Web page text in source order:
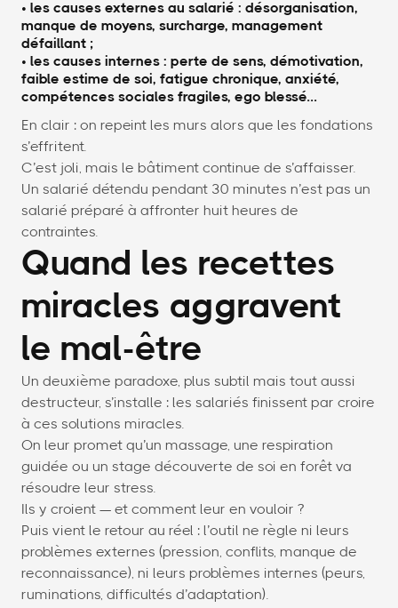
• les causes externes au salarié : désorganisation,
manque de moyens, surcharge, management
défaillant ;
• les causes internes : perte de sens, démotivation,
faible estime de soi, fatigue chronique, anxiété,
compétences sociales fragiles, ego blessé…
En clair : on repeint les murs alors que les fondations
s’effritent.
C’est joli, mais le bâtiment continue de s’affaisser.
Un salarié détendu pendant 30 minutes n’est pas un
salarié préparé à affronter huit heures de
contraintes.
Quand les recettes
miracles aggravent
le mal-être
Un deuxième paradoxe, plus subtil mais tout aussi
destructeur, s’installe : les salariés finissent par croire
à ces solutions miracles.
On leur promet qu’un massage, une respiration
guidée ou un stage découverte de soi en forêt va
résoudre leur stress.
Ils y croient — et comment leur en vouloir ?
Puis vient le retour au réel : l’outil ne règle ni leurs
problèmes externes (pression, conflits, manque de
reconnaissance), ni leurs problèmes internes (peurs,
ruminations, difficultés d’adaptation).